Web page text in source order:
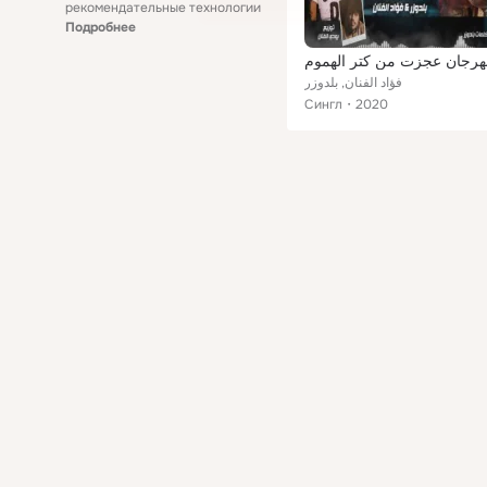
рекомендательные технологии
Подробнее
عجزت من كتر الهموم
فؤاد الفنان, بلدوزر
Сингл
2020